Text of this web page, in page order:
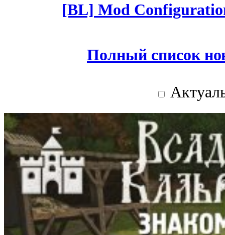
[BL] Mod
Полный список